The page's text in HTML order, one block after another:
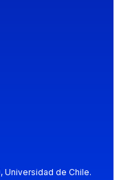
Universidad de Chile.